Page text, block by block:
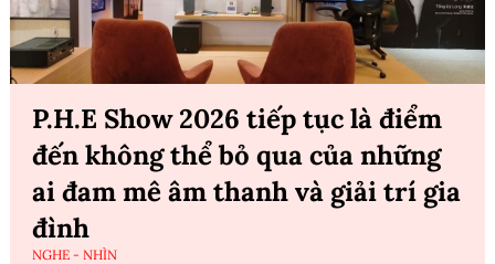
P.H.E Show 2026 tiếp tục là điểm
đến không thể bỏ qua của những
ai đam mê âm thanh và giải trí gia
đình
NGHE - NHÌN